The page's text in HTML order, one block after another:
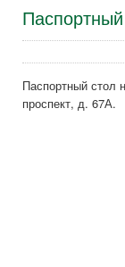
Паспортный
проспект, д. 67А.